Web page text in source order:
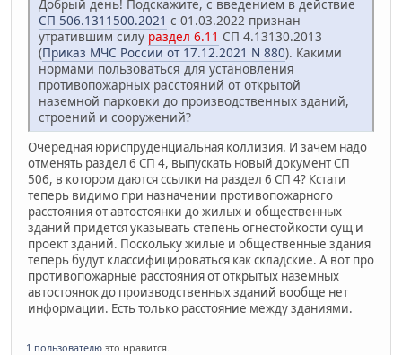
Добрый день! Подскажите, с введением в действие
СП 506.1311500.2021 с 01.03.2022 признан
утратившим силу раздел 6.11 СП 4.13130.2013
(Приказ МЧС России от 17.12.2021 N 880). Какими
нормами пользоваться для установления
противопожарных расстояний от открытой
наземной парковки до производственных зданий,
строений и сооружений?
Очередная юриспруденциальная коллизия. И зачем надо
отменять раздел 6 СП 4, выпускать новый документ СП
506, в котором даются ссылки на раздел 6 СП 4? Кстати
теперь видимо при назначении противопожарного
расстояния от автостоянки до жилых и общественных
зданий придется указывать степень огнестойкости сущ и
проект зданий. Поскольку жилые и общественные здания
теперь будут классифицироваться как складские. А вот про
противопожарные расстояния от открытых наземных
автостоянок до производственных зданий вообще нет
информации. Есть только расстояние между зданиями.
1 пользователю это нравится.